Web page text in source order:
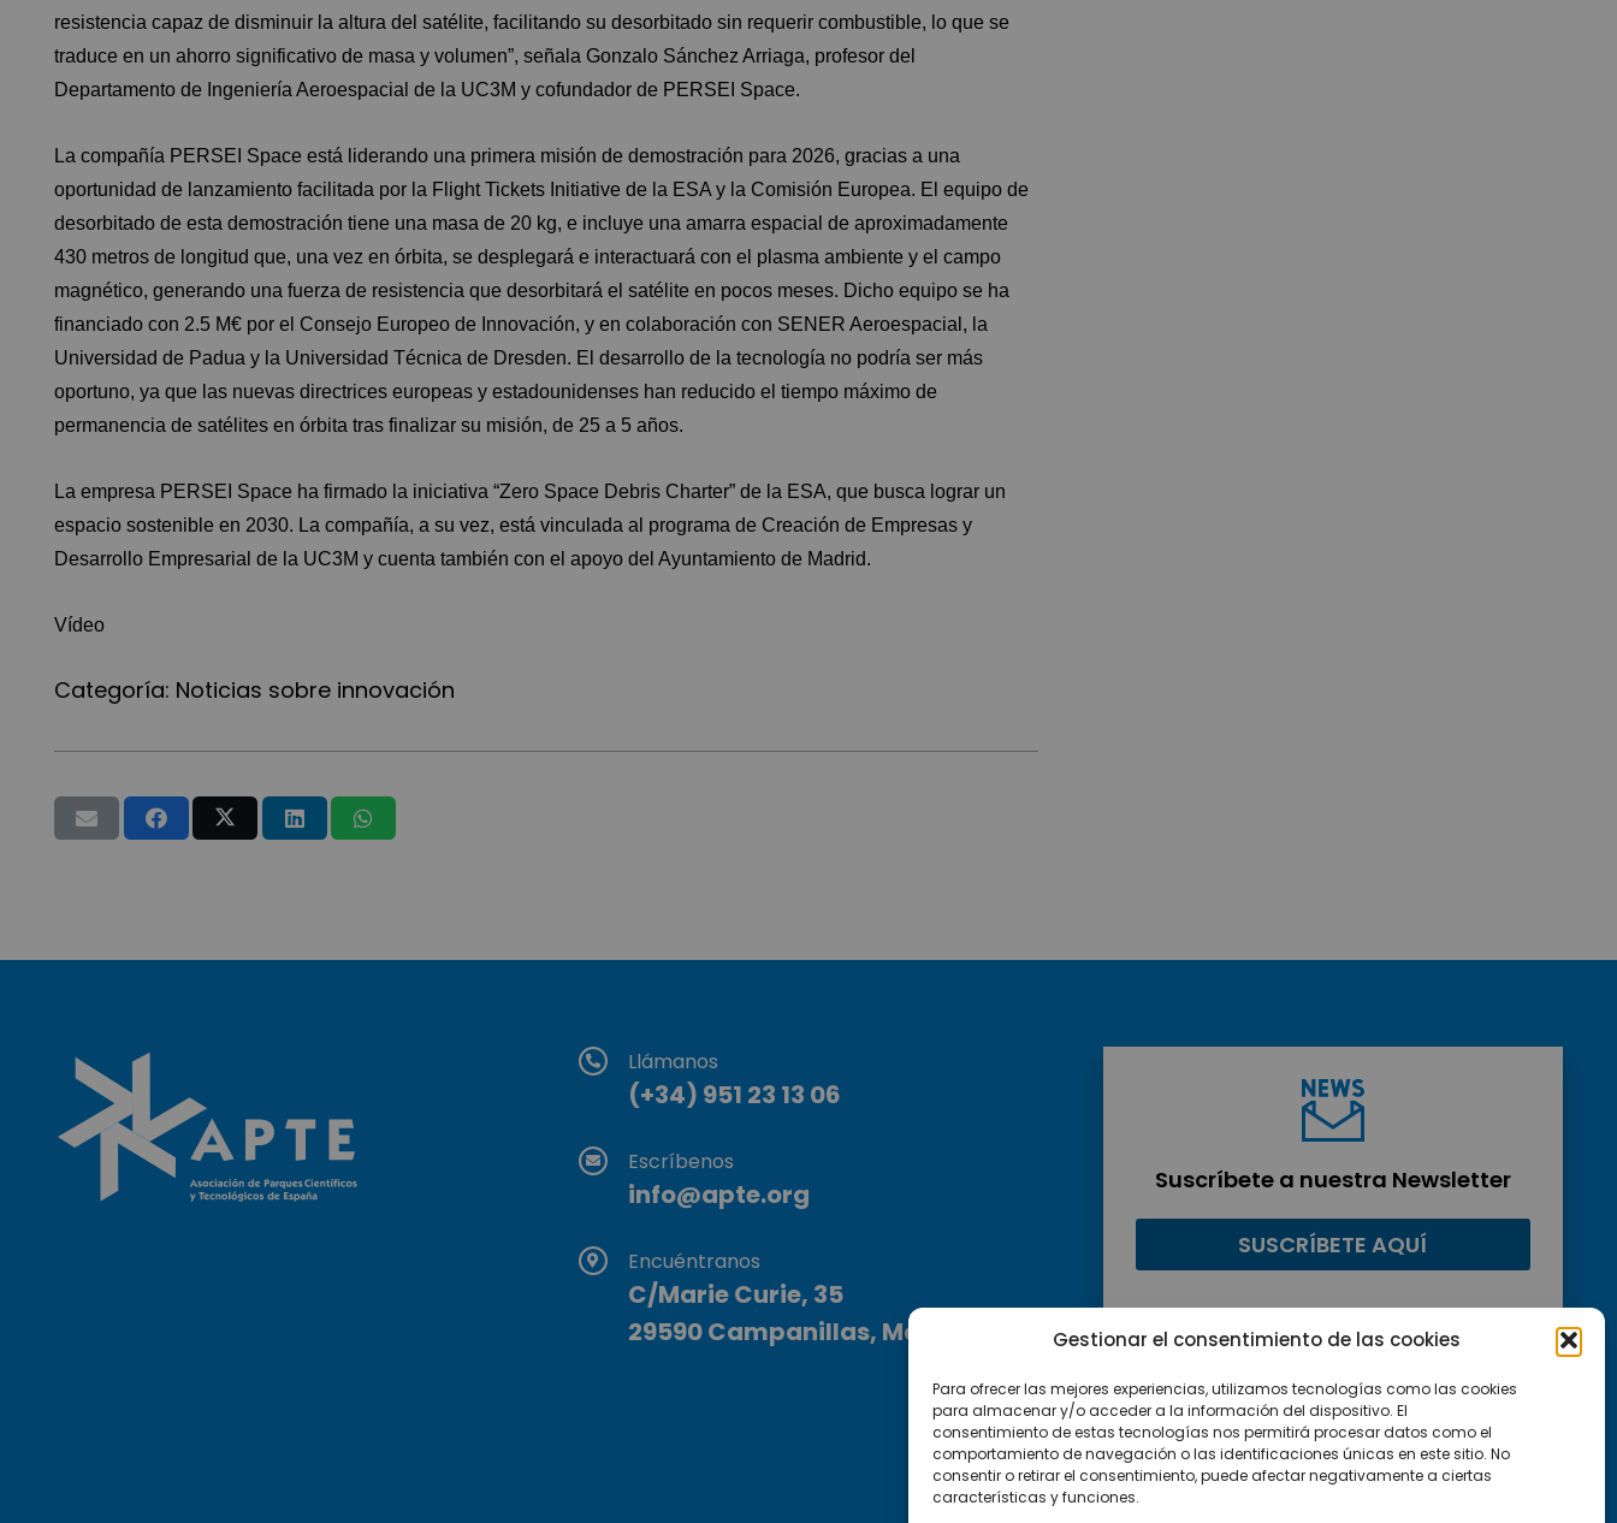
Gestionar el consentimiento de las cookies
Para ofrecer las mejores experiencias, utilizamos tecnologías como las cookies
para almacenar y/o acceder a la información del dispositivo. El
consentimiento de estas tecnologías nos permitirá procesar datos como el
comportamiento de navegación o las identificaciones únicas en este sitio. No
consentir o retirar el consentimiento, puede afectar negativamente a ciertas
características y funciones.
resistencia capaz de disminuir la altura del satélite, facilitando su desorbitado sin requerir combustible, lo que se
traduce en un ahorro significativo de masa y volumen”, señala Gonzalo Sánchez Arriaga, profesor del
Departamento de Ingeniería Aeroespacial de la UC3M y cofundador de PERSEI Space.
La compañía PERSEI Space está liderando una primera misión de demostración para 2026, gracias a una
oportunidad de lanzamiento facilitada por la Flight Tickets Initiative de la ESA y la Comisión Europea. El equipo de
desorbitado de esta demostración tiene una masa de 20 kg, e incluye una amarra espacial de aproximadamente
430 metros de longitud que, una vez en órbita, se desplegará e interactuará con el plasma ambiente y el campo
magnético, generando una fuerza de resistencia que desorbitará el satélite en pocos meses. Dicho equipo se ha
financiado con 2.5 M€ por el Consejo Europeo de Innovación, y en colaboración con SENER Aeroespacial, la
Universidad de Padua y la Universidad Técnica de Dresden. El desarrollo de la tecnología no podría ser más
oportuno, ya que las nuevas directrices europeas y estadounidenses han reducido el tiempo máximo de
permanencia de satélites en órbita tras finalizar su misión, de 25 a 5 años.
La empresa PERSEI Space ha firmado la iniciativa “Zero Space Debris Charter” de la ESA, que busca lograr un
espacio sostenible en 2030. La compañía, a su vez, está vinculada al programa de Creación de Empresas y
Desarrollo Empresarial de la UC3M y cuenta también con el apoyo del Ayuntamiento de Madrid.
Vídeo
Categoría: Noticias sobre innovación
Llámanos
(+34) 951 23 13 06
Escríbenos
info@apte.org
Encuéntranos
C/Marie Curie, 35
29590 Campanillas, Málaga
Suscríbete a nuestra Newsletter
SUSCRÍBETE AQUÍ